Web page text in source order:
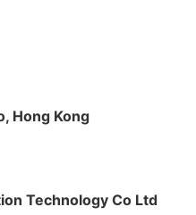
Hong Kong
Technology Co Ltd